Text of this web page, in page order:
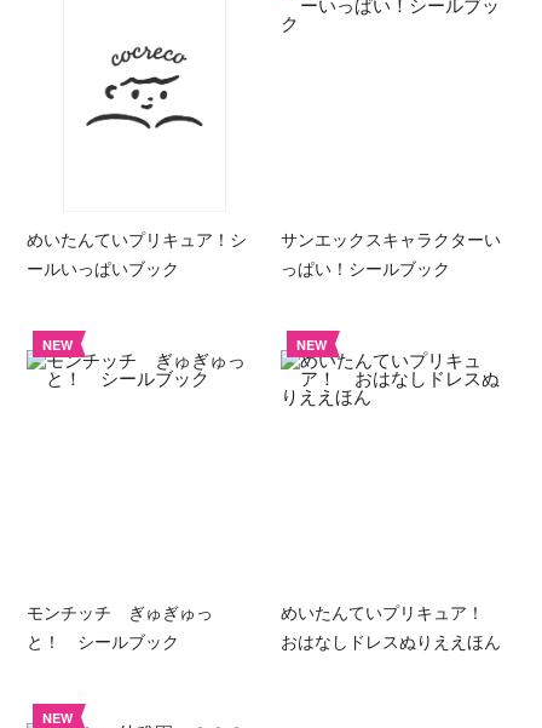
めいたんていプリキュア！シ
ールいっぱいブック
サンエックスキャラクターい
っぱい！シールブック
NEW
モンチッチ ぎゅぎゅっ
と！ シールブック
NEW
めいたんていプリキュア！
おはなしドレスぬりええほん
NEW